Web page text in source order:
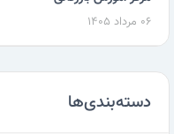
۰۶ مرداد ۱۴۰۵
دسته‌بندی‌ها